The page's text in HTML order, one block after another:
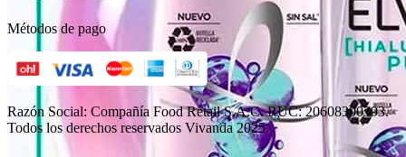
Métodos de pago
Razón Social: Compañía Food Retail S.A.C. RUC: 20608300393.
Todos los derechos reservados Vivanda 2025.